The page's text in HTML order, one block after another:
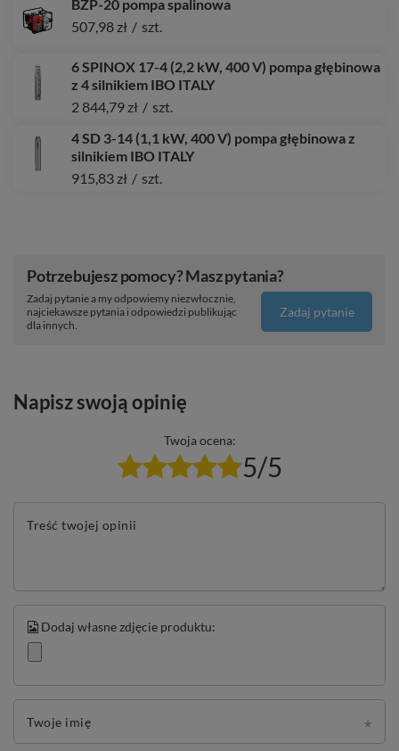
BZP-20 pompa spalinowa
507,98 zł / szt.
6 SPINOX 17-4 (2,2 kW, 400 V) pompa głębinowa
z 4 silnikiem IBO ITALY
2 844,79 zł / szt.
4 SD 3-14 (1,1 kW, 400 V) pompa głębinowa z
silnikiem IBO ITALY
915,83 zł / szt.
Potrzebujesz pomocy? Masz pytania?
Zadaj pytanie a my odpowiemy niezwłocznie,
najciekawsze pytania i odpowiedzi publikując
dla innych.
Zadaj pytanie
Napisz swoją opinię
Twoja ocena:
5/5
Treść twojej opinii
Dodaj własne zdjęcie produktu:
Twoje imię